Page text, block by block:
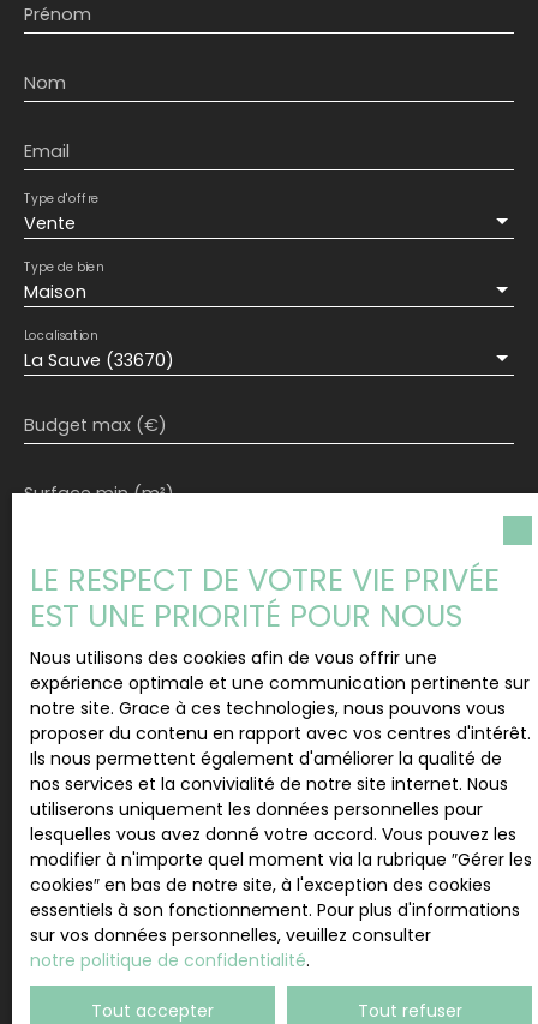
Prénom
Nom
Email
Vente
Type d'offre
Maison
Type de bien
La Sauve (33670)
Localisation
Budget max (€)
Surface min (m²)
J'accepte le traitement de mes données
personnelles conformément au RGPD. Si vous ne
souhaitez pas faire l'objet de prospection
commerciale par voie téléphonique, vous pouvez
vous inscrire gratuitement sur la liste d'opposition
au démarchage téléphonique, prévu par l'article
L223-1 du code de la consommation, sur le site
Internet www.bloctel.gouv.fr ou par courrier
adressé à :
Société Worldline, Service Bloctel, CS 61311, 41013
BLOIS CEDEX.
Pour en savoir plus sur le traitement de vos
données personnelles, veuillez consulter notre
politique de confidentialité
LE RESPECT DE VOTRE VIE PRIVÉE
EST UNE PRIORITÉ POUR NOUS
Nous utilisons des cookies afin de vous offrir une
expérience optimale et une communication pertinente sur
notre site. Grace à ces technologies, nous pouvons vous
proposer du contenu en rapport avec vos centres d'intérêt.
Ils nous permettent également d'améliorer la qualité de
nos services et la convivialité de notre site internet. Nous
utiliserons uniquement les données personnelles pour
lesquelles vous avez donné votre accord. Vous pouvez les
modifier à n'importe quel moment via la rubrique ″Gérer les
cookies″ en bas de notre site, à l'exception des cookies
essentiels à son fonctionnement. Pour plus d'informations
sur vos données personnelles, veuillez consulter
notre politique de confidentialité.
Tout accepter Tout refuser